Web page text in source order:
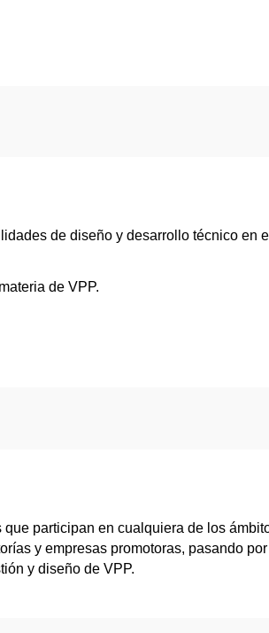
de diseño y desarrollo técnico en
de VPP.
participan en cualquiera de los
y empresas promotoras, pasando
y diseño de VPP.